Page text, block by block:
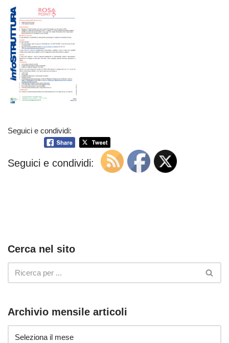
Seguici e condividi:
Seguici e condividi:
Cerca nel sito
Archivio mensile articoli